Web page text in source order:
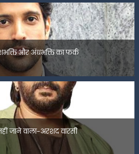
और अंधभक्ति का फर्क
जाने वाला-अरशद वारसी